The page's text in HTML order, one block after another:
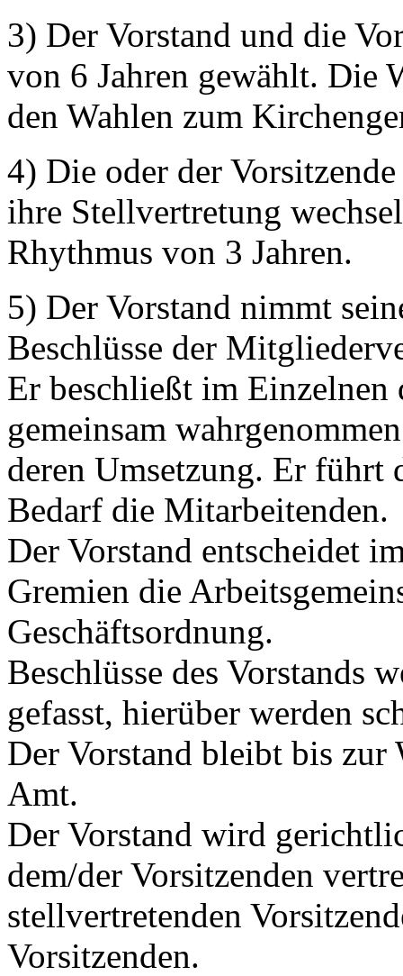
3) Der Vorstand und die
von 6 Jahren gewählt. Die
den Wahlen zum
4) Die oder der
ihre Stellvertretung
Rhythmus von 3 Jahren.
5) Der Vorstand nimmt
Beschlüsse der
Er beschließt im
gemeinsam
deren Umsetzung. Er führt
Bedarf die Mitarbeitenden.
Der Vorstand entscheidet
Gremien die
Geschäftsordnung.
Beschlüsse des Vorstands
gefasst, hierüber werden
Der Vorstand bleibt bis zur
Amt.
Der Vorstand wird
dem/der Vorsitzenden
stellvertretenden
Vorsitzenden.